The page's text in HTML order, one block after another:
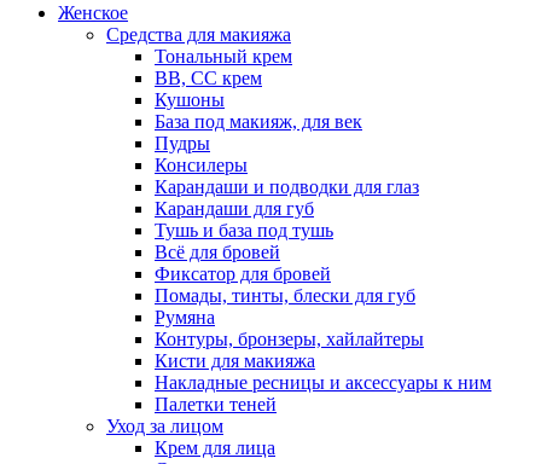
Женское
Средства для макияжа
Тональный крем
BB, CC крем
Кушоны
База под макияж, для век
Пудры
Консилеры
Карандаши и подводки для глаз
Карандаши для губ
Тушь и база под тушь
Всё для бровей
Фиксатор для бровей
Помады, тинты, блески для губ
Румяна
Контуры, бронзеры, хайлайтеры
Кисти для макияжа
Накладные ресницы и аксессуары к ним
Палетки теней
Уход за лицом
Крем для лица